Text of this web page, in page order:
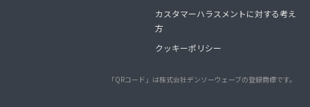
カスタマーハラスメントに対する考え
方
クッキーポリシー
「QRコード」は株式会社デンソーウェーブの登録商標です。